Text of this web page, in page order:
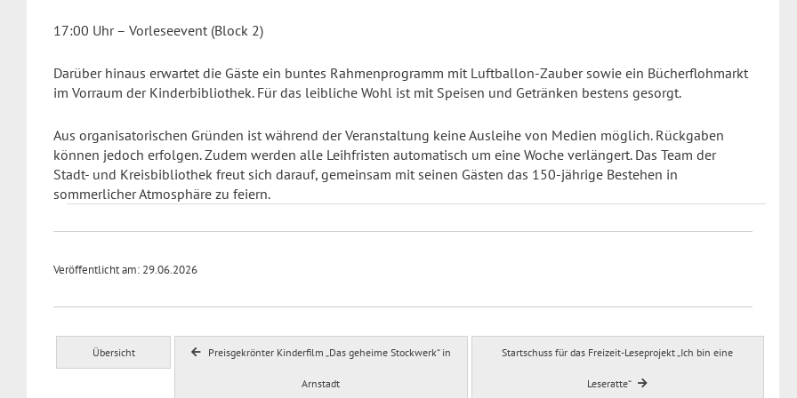
17:00 Uhr – Vorleseevent (Block 2)
Darüber hinaus erwartet die Gäste ein buntes Rahmenprogramm mit Luftballon-Zauber sowie ein Bücherflohmarkt
im Vorraum der Kinderbibliothek. Für das leibliche Wohl ist mit Speisen und Getränken bestens gesorgt.
Aus organisatorischen Gründen ist während der Veranstaltung keine Ausleihe von Medien möglich. Rückgaben
können jedoch erfolgen. Zudem werden alle Leihfristen automatisch um eine Woche verlängert. Das Team der
Stadt- und Kreisbibliothek freut sich darauf, gemeinsam mit seinen Gästen das 150-jährige Bestehen in
sommerlicher Atmosphäre zu feiern.
Veröffentlicht am: 29.06.2026
Übersicht Preisgekrönter Kinderfilm „Das geheime Stockwerk“ in
Arnstadt
Startschuss für das Freizeit-Leseprojekt „Ich bin eine
Leseratte“